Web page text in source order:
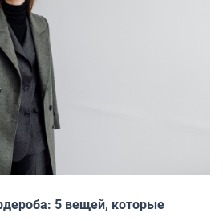
5 вещей, которые